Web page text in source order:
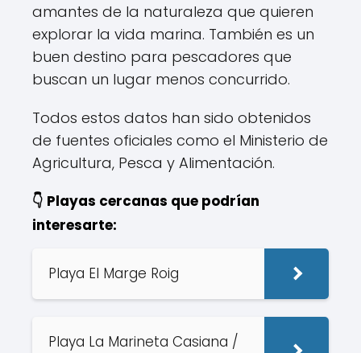
amantes de la naturaleza que quieren
explorar la vida marina. También es un
buen destino para pescadores que
buscan un lugar menos concurrido.
Todos estos datos han sido obtenidos
de fuentes oficiales como el Ministerio de
Agricultura, Pesca y Alimentación.
👇 Playas cercanas que podrían
interesarte:
Playa El Marge Roig
Playa La Marineta Casiana /